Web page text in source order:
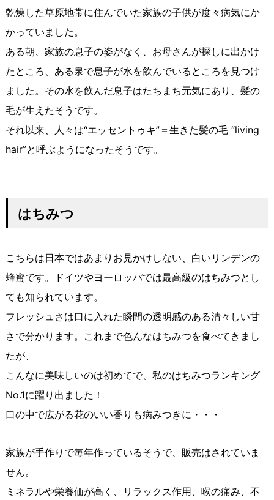
乾燥した草原地帯に住んでいた家族の子供が度々病気にか
かっていました。
ある朝、家族の息子の姿がなく、お母さんが探しに出かけ
たところ、ある泉で息子が水を飲んでいるところを見つけ
ました。その水を飲んだ息子はたちまち元気にあり、髪の
毛が生えたそうです。
それ以来、人々は“エッセントゥキ”＝生きた髪の毛 “living
hair”と呼ぶようになったそうです。
はちみつ
こちらは日本ではあまりお見かけしない、白いリンデンの
蜂蜜です。ドイツやヨーロッパでは最高級のはちみつとし
ても知られています。
フレッシュさは口に入れた瞬間の透明感のある清々しい甘
さで分かります。これまで色んなはちみつを食べてきまし
たが、
こんなに美味しいのは初めてで、私のはちみつランキング
No.1に躍り出ました！
口の中で広がる花のいい香りも病みつきに・・・
家族が手作りで毎年作っているそうで、販売はされていま
せん。
ミネラルや栄養価が高く、リラックス作用、喉の痛み、不